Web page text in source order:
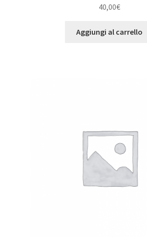
40,00€
Aggiungi al carrello